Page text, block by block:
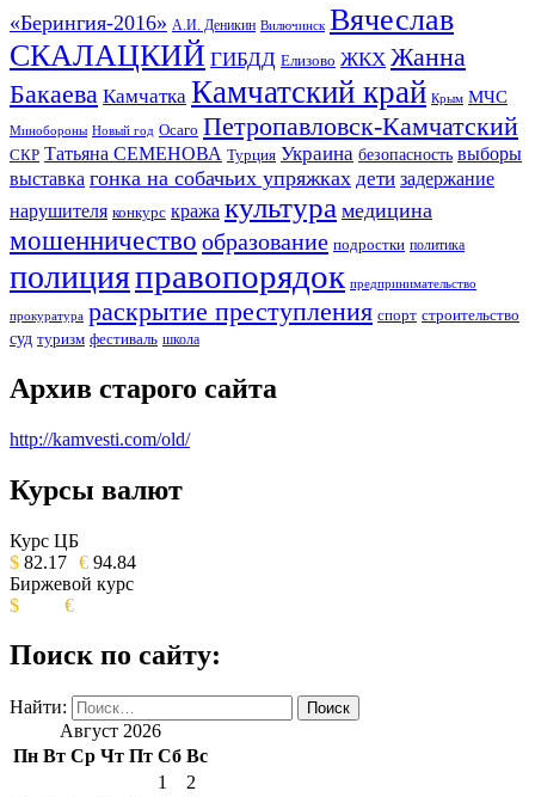
«Берингия-2016» А.И. Деникин Вилючинск Вячеслав
СКАЛАЦКИЙ ГИБДД Елизово ЖКХ Жанна
Бакаева Камчатка Камчатский край Крым МЧС
Минобороны Новый год Осаго Петропавловск-Камчатский
СКР Татьяна СЕМЕНОВА Турция Украина безопасность выборы
выставка гонка на собачьих упряжках дети задержание
нарушителя конкурс кража культура медицина
мошенничество образование подростки политика
полицияправопорядок предпринимательство
прокуратура раскрытие преступления спорт строительство
суд туризм фестиваль школа
Архив старого сайта
http://kamvesti.com/old/
ОБЩЕСТВЕННО-ПОЛИТИЧЕСКОЕ
ИЗДАНИЕ КАМЧАТСКОГО КРАЯ.
Курсы валют
Курс ЦБ
$ 82.17 € 94.84
Биржевой курс
$
€
Поиск по сайту:
Найти:
Август 2026
Пн Вт Ср Чт Пт Сб Вс
1
2